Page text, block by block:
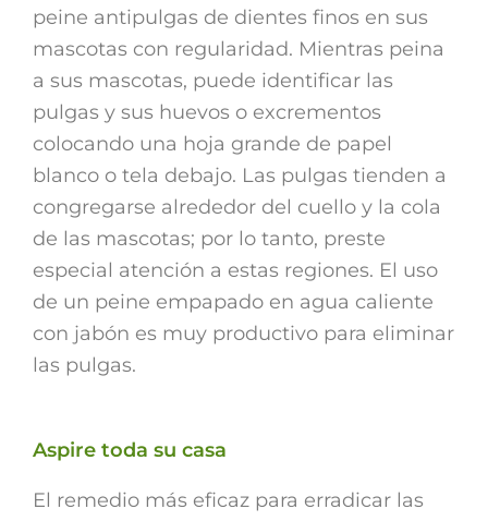
peine antipulgas de dientes finos en sus
mascotas con regularidad. Mientras peina
a sus mascotas, puede identificar las
pulgas y sus huevos o excrementos
colocando una hoja grande de papel
blanco o tela debajo. Las pulgas tienden a
congregarse alrededor del cuello y la cola
de las mascotas; por lo tanto, preste
especial atención a estas regiones. El uso
de un peine empapado en agua caliente
con jabón es muy productivo para eliminar
las pulgas.
Aspire toda su casa
El remedio más eficaz para erradicar las